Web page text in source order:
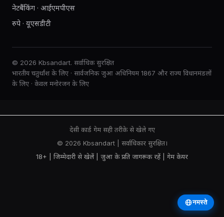
नेटबैंकिंग · आईएमपीएस
रुपे · यूएसडीटी
© 2026 Kbsandart. सर्वाधिक सुरक्षित
भारतीय चतुर्थांश के लिए · सार्वजनिक जुआ अधिनियम 1867 और राज्य विधानमंडलों
के लिए · केवल मनोरंजन के लिए
नमस्ते
देसी कार्ड गेम सही तरीके से खेले गए
© 2026 Kbsandart | सर्वाधिकार सुरक्षित।
18+ | जिम्मेदारी से खेलें | जुआ के प्रति जागरूक रहें| गेम केयर